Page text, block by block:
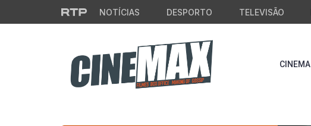
Saltar para o conteúdo principal
NOTÍCIAS DESPORTO TELEVISÃO
CINEMA